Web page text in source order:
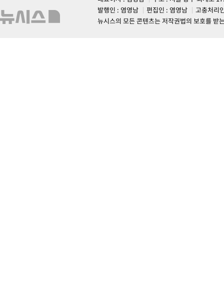
발행인 : 염영남
편집인 : 염영남
고충처리
뉴시스의 모든 콘텐츠는 저작권법의 보호를